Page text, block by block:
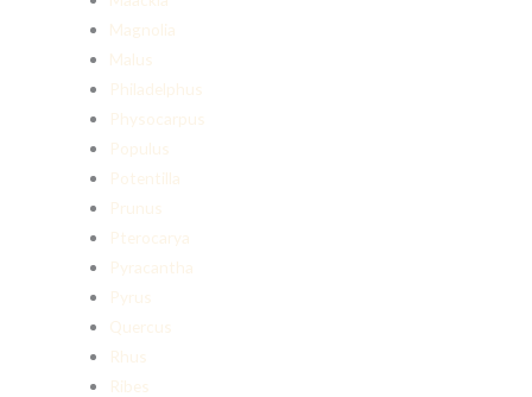
Magnolia
Malus
Philadelphus
Physocarpus
Populus
Potentilla
Prunus
Pterocarya
Pyracantha
Pyrus
Quercus
Rhus
Ribes